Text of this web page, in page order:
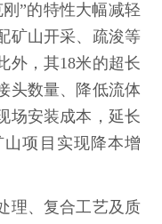
”的特性大幅减轻
矿山开采、疏浚等
外，其18米的超长
头数量、降低流体
场安装成本，延长
项目实现降本增
理、复合工艺及质